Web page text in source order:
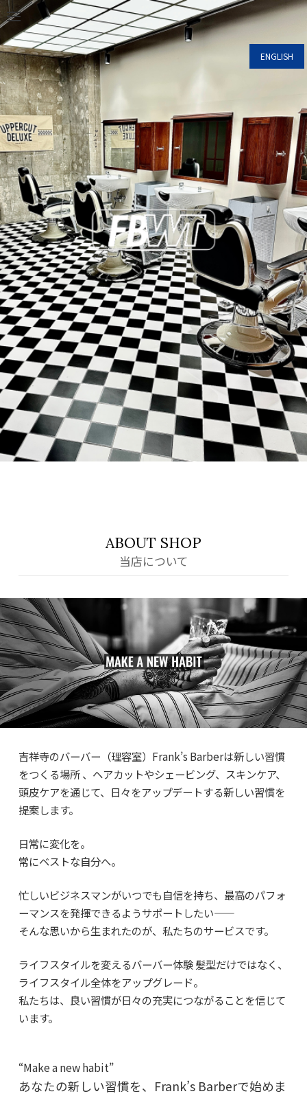
ENGLISH
FRANK’S
吉祥寺店
RESERVE・COUPON
ご予約・クーポン
RECRUIT
採用情報
ABOUT SHOP
当店について
吉祥寺のバーバー（理容室）Frank’s Barberは新しい習慣
をつくる場所 、ヘアカットやシェービング、スキンケア、
頭皮ケアを通じて、日々をアップデートする新しい習慣を
提案します。
日常に変化を。
常にベストな自分へ。
忙しいビジネスマンがいつでも自信を持ち、最高のパフォ
ーマンスを発揮できるようサポートしたい——
そんな思いから生まれたのが、私たちのサービスです。
ライフスタイルを変えるバーバー体験 髪型だけではなく、
ライフスタイル全体をアップグレード。
私たちは、良い習慣が日々の充実につながることを信じて
います。
“Make a new habit”
あなたの新しい習慣を、Frank’s Barberで始めま
t
g
g
e
n
a
v
i
g
a
t
i
o
n